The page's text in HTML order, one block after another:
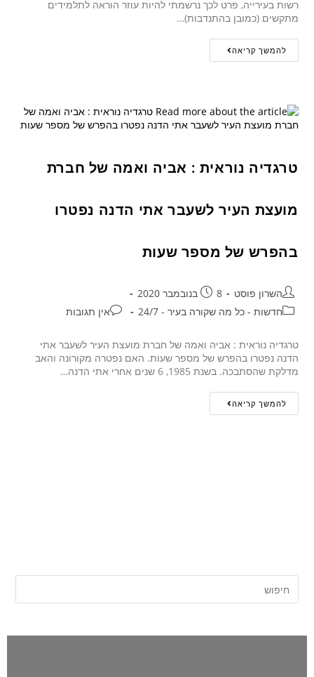
רשות בעירייה, פרט לכך נרשמתי להיות עוזר הוראה לתלמידים
מתקשים (כמובן בהתנדבות)…
להמשך קריאה
טרגדיה נוראית : אביה ואמה של חברת
מועצת העיר לשעבר אתי הדנה נפטרו
בהפרש של מספר שעות
השרון פוסט
8 בנובמבר 2020
חדשות - כל מה שקורה בעיר - 24/7
אין תגובות
טרגדיה נוראית : אביה ואמה של חברת מועצת העיר לשעבר אתי
הדנה נפטרו בהפרש של מספר שעות. האם נפטרה מקורונה והאב
מדלקת שהסתבכה. בשנת 1985, 6 שנים אחרי אתי הדנה…
להמשך קריאה